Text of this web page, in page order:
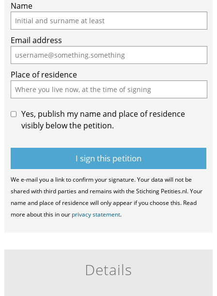
If
you
are
a
human,
ignore
this
field
Name
Email address
Place of residence
Yes, publish my name and place of residence
visibly below the petition.
We e-mail you a link to confirm your signature. Your data will not be
shared with third parties and remains with the Stichting Petities.nl. Your
name and place of residence will only appear if you choose this. Read
more about this in our privacy statement.
Details